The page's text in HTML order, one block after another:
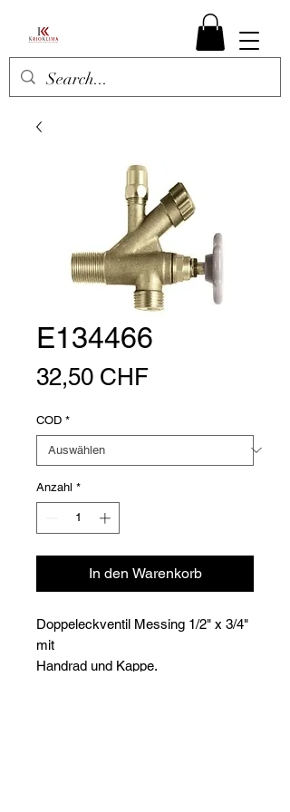
E134466
32,50 CHFPreis
COD *
Anzahl *
In den Warenkorb
Doppeleckventil Messing 1/2" x 3/4"
mit
Handrad und Kappe.